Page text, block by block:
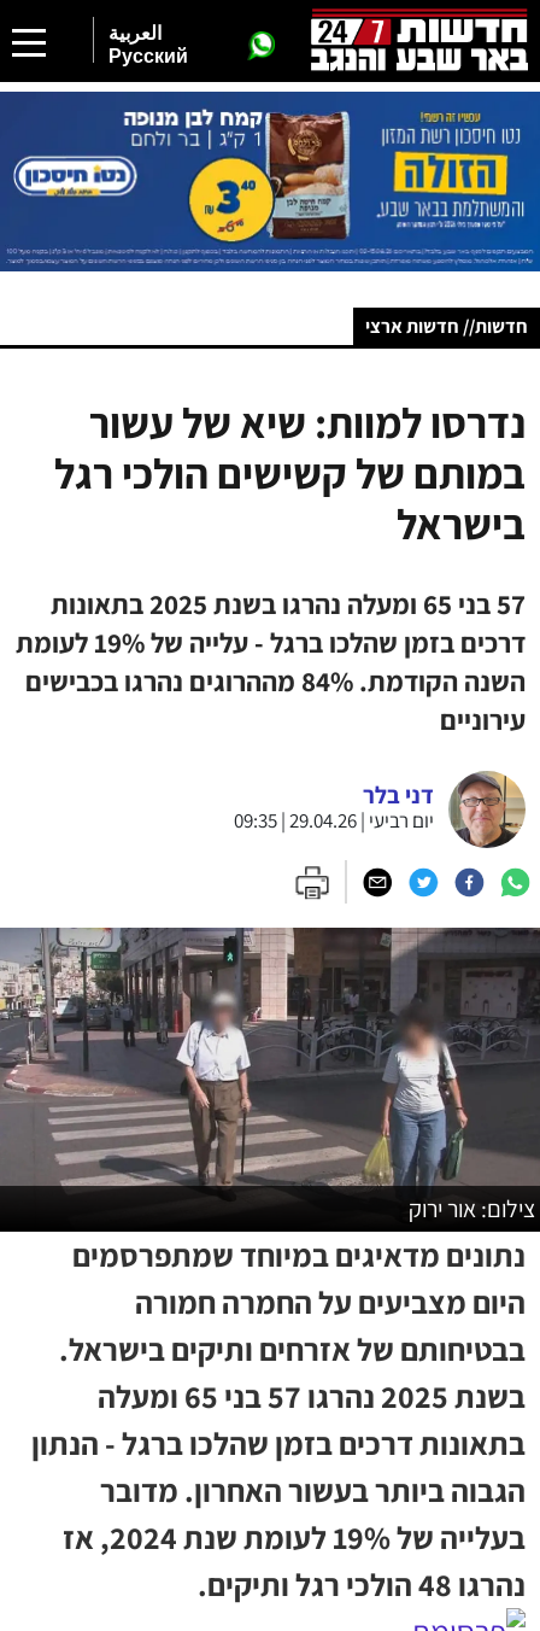
العربية
Русский
חדשות// חדשות ארצי
נדרסו למוות: שיא של עשור
במותם של קשישים הולכי רגל
בישראל
57 בני 65 ומעלה נהרגו בשנת 2025 בתאונות
דרכים בזמן שהלכו ברגל - עלייה של 19% לעומת
השנה הקודמת. 84% מההרוגים נהרגו בכבישים
עירוניים
דני בלר
יום רביעי | 29.04.26 | 09:35
צילום: אור ירוק
נתונים מדאיגים במיוחד שמתפרסמים
היום מצביעים על החמרה חמורה
בבטיחותם של אזרחים ותיקים בישראל.
בשנת 2025 נהרגו 57 בני 65 ומעלה
בתאונות דרכים בזמן שהלכו ברגל - הנתון
הגבוה ביותר בעשור האחרון. מדובר
בעלייה של 19% לעומת שנת 2024, אז
נהרגו 48 הולכי רגל ותיקים.